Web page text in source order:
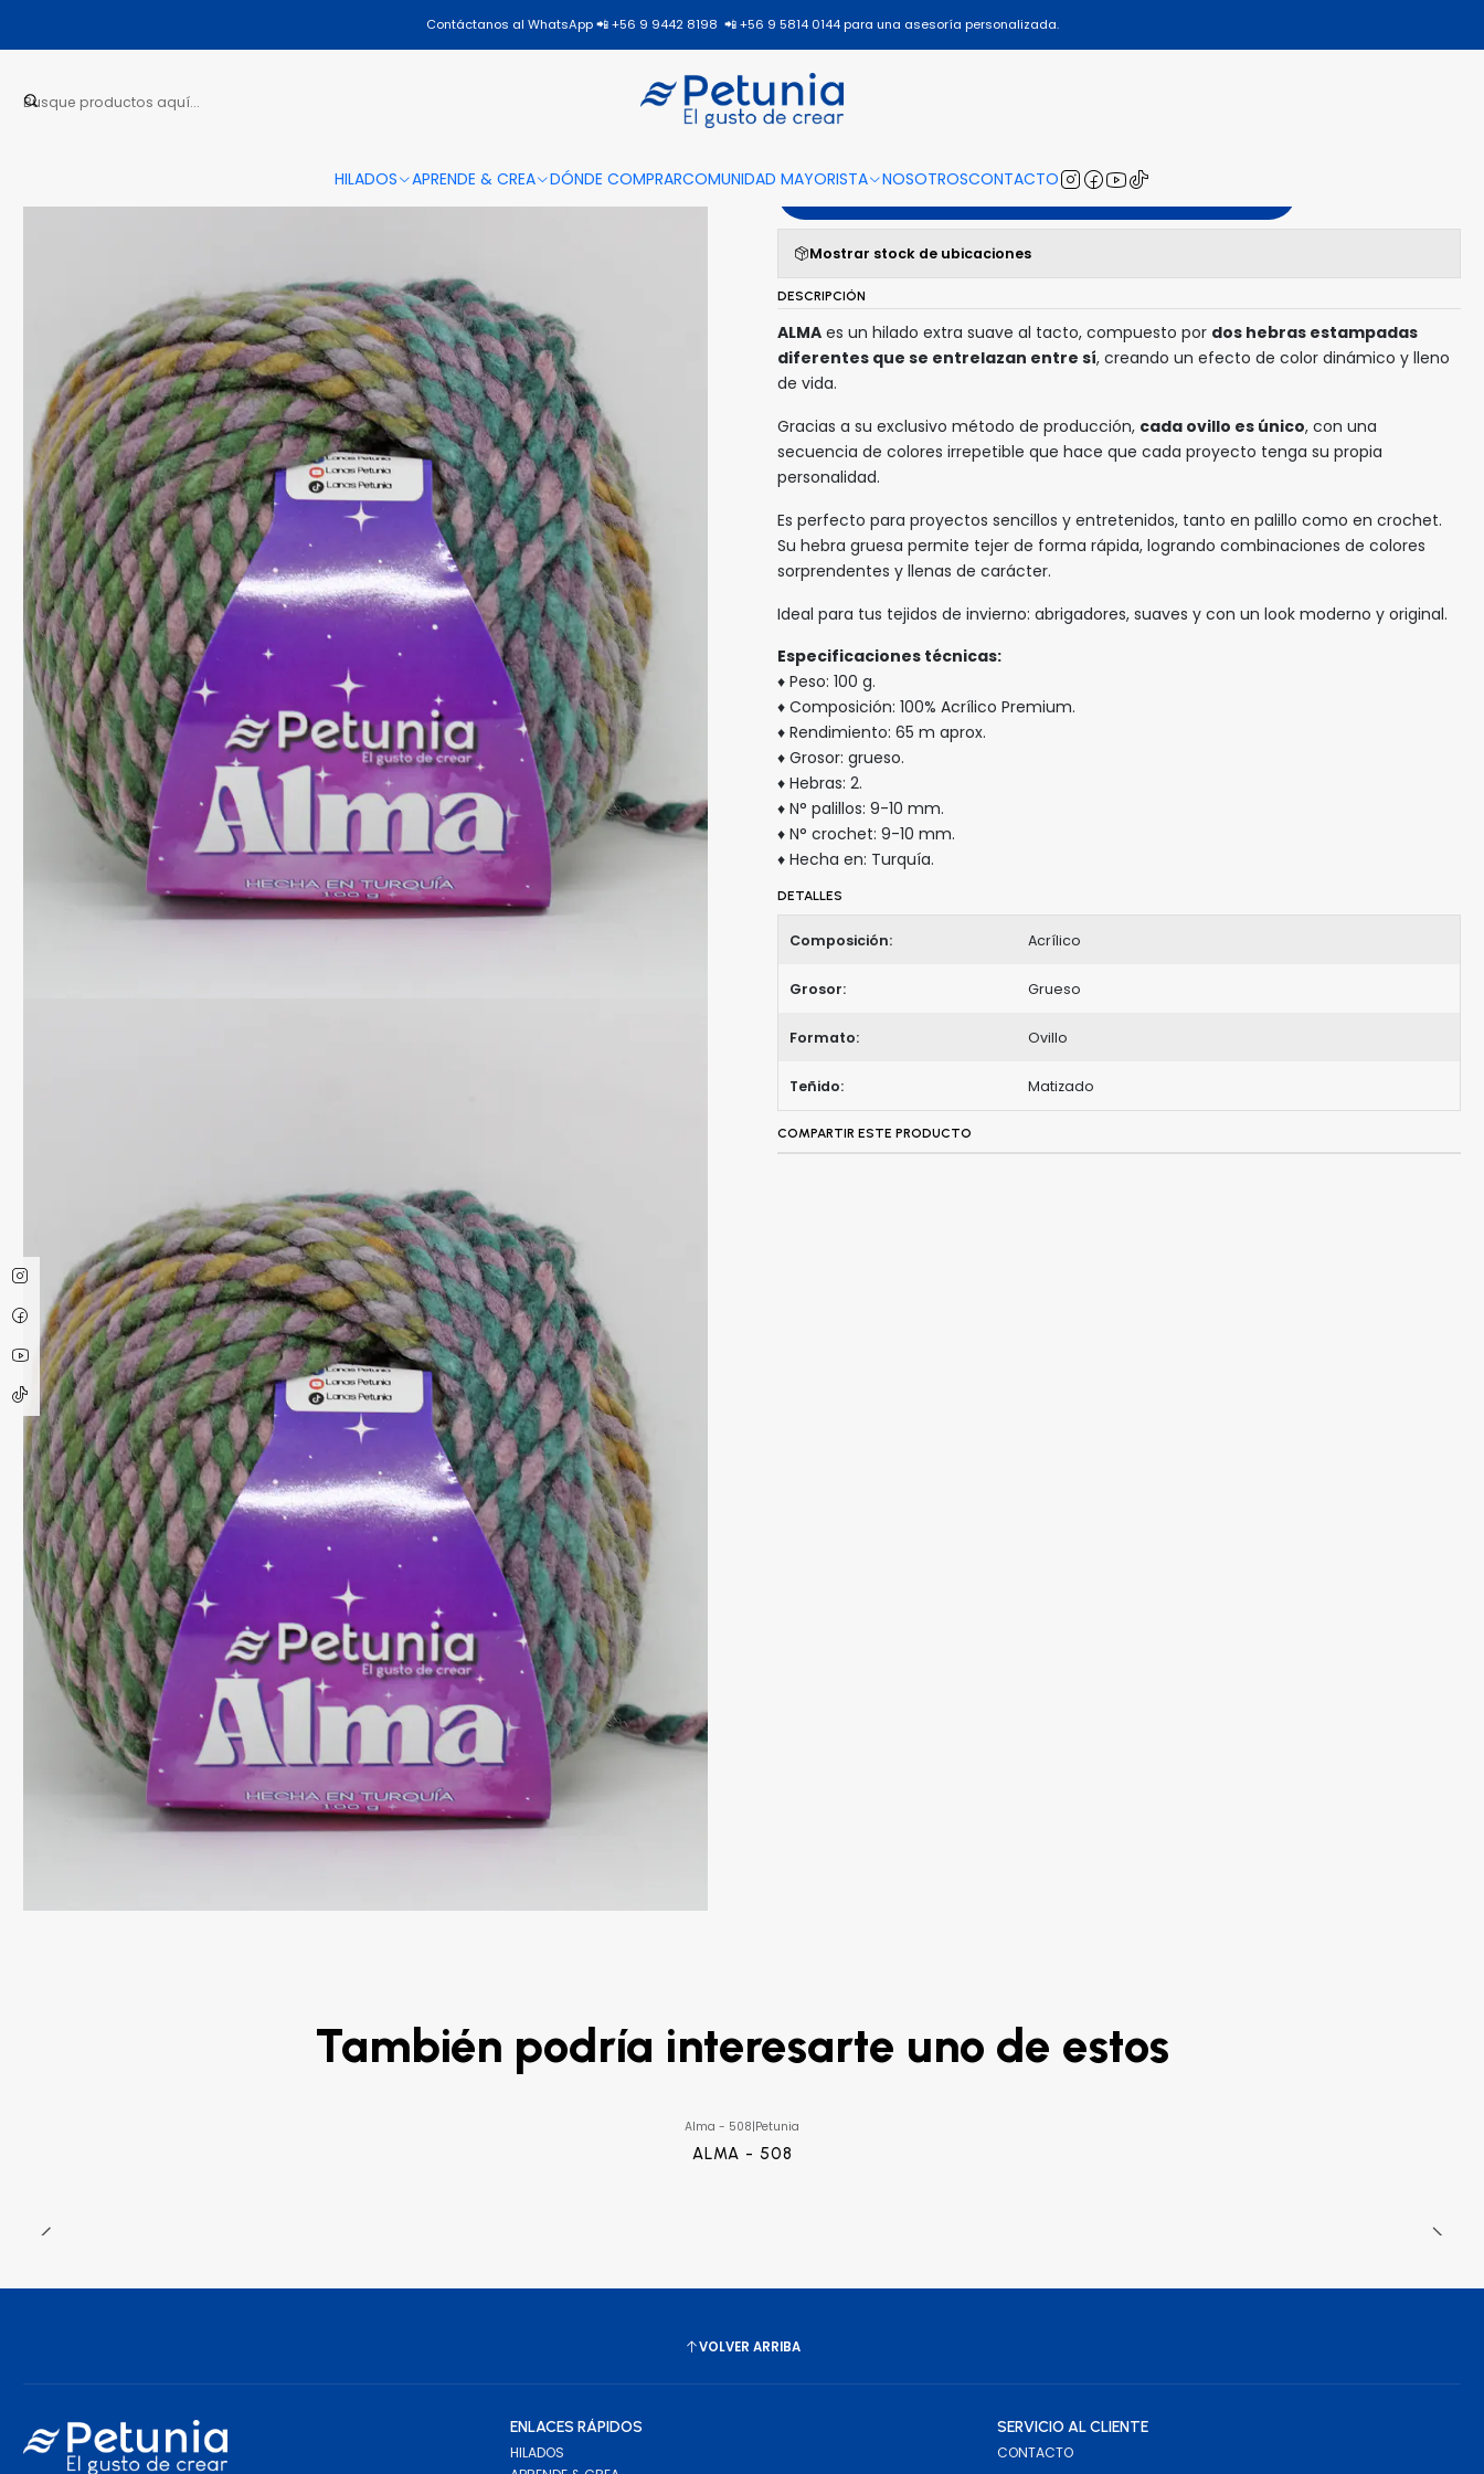
HILADOS APRENDE & CREA DÓNDE COMPRARCOMUNIDAD MAYORISTA NOSOTROSCONTACTO
Contáctanos al WhatsApp 📲 +56 9 9442 8198 📲 +56 9 5814 0144 para una asesoría personalizada.
Inicio Todos los productos ALMA ALMA - 507
ALMA - 507
Agregar al Carro
Mostrar stock de ubicaciones
DESCRIPCIÓN
ALMAes un hilado extra suave al tacto, compuesto por dos hebras estampadas
diferentes que se entrelazan entre sí, creando un efecto de color dinámico y lleno
de vida.
Gracias a su exclusivo método de producción, cada ovillo es único, con una
secuencia de colores irrepetible que hace que cada proyecto tenga su propia
personalidad.
Es perfecto para proyectos sencillos y entretenidos, tanto en palillo como en crochet.
Su hebra gruesa permite tejer de forma rápida, logrando combinaciones de colores
sorprendentes y llenas de carácter.
Ideal para tus tejidos de invierno: abrigadores, suaves y con un look moderno y original.
Especificaciones técnicas:
♦ Peso: 100 g.
♦ Composición: 100% Acrílico Premium.
♦ Rendimiento: 65 m aprox.
♦ Grosor: grueso.
♦ Hebras: 2.
♦ N° palillos: 9-10 mm.
♦ N° crochet: 9-10 mm.
♦ Hecha en: Turquía.
DETALLES
Composición: Acrílico
Grosor: Grueso
Formato: Ovillo
Teñido: Matizado
COMPARTIR ESTE PRODUCTO
También podría interesarte uno de estos
Alma - 508|Petunia
ALMA - 508
VOLVER ARRIBA
ENLACES RÁPIDOS
HILADOS
SERVICIO AL CLIENTE
CONTACTO